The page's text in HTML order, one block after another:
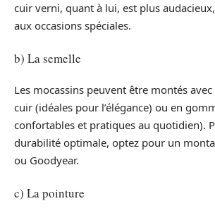
cuir verni, quant à lui, est plus
aux occasions spéciales.
b) La semelle
Les mocassins peuvent être montés
cuir (idéales pour l’élégance) ou en
confortables et pratiques au quotidien).
durabilité optimale, optez pour un
ou Goodyear.
c) La pointure